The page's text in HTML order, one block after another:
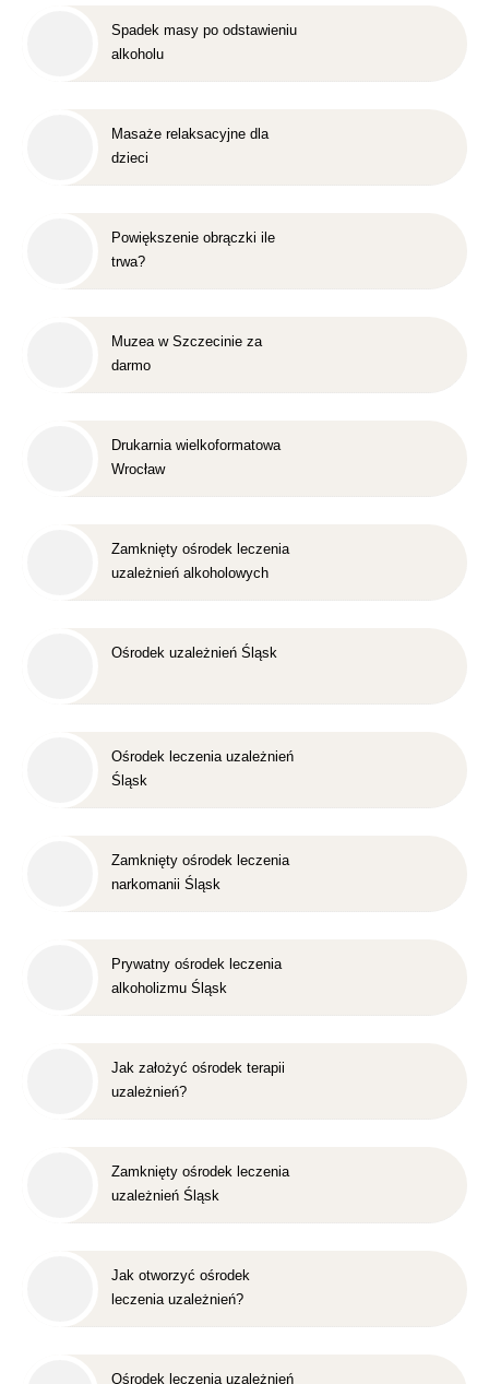
Spadek masy po odstawieniu
alkoholu
Masaże relaksacyjne dla
dzieci
Powiększenie obrączki ile
trwa?
Muzea w Szczecinie za
darmo
Drukarnia wielkoformatowa
Wrocław
Zamknięty ośrodek leczenia
uzależnień alkoholowych
Ośrodek uzależnień Śląsk
Ośrodek leczenia uzależnień
Śląsk
Zamknięty ośrodek leczenia
narkomanii Śląsk
Prywatny ośrodek leczenia
alkoholizmu Śląsk
Jak założyć ośrodek terapii
uzależnień?
Zamknięty ośrodek leczenia
uzależnień Śląsk
Jak otworzyć ośrodek
leczenia uzależnień?
Ośrodek leczenia uzależnień